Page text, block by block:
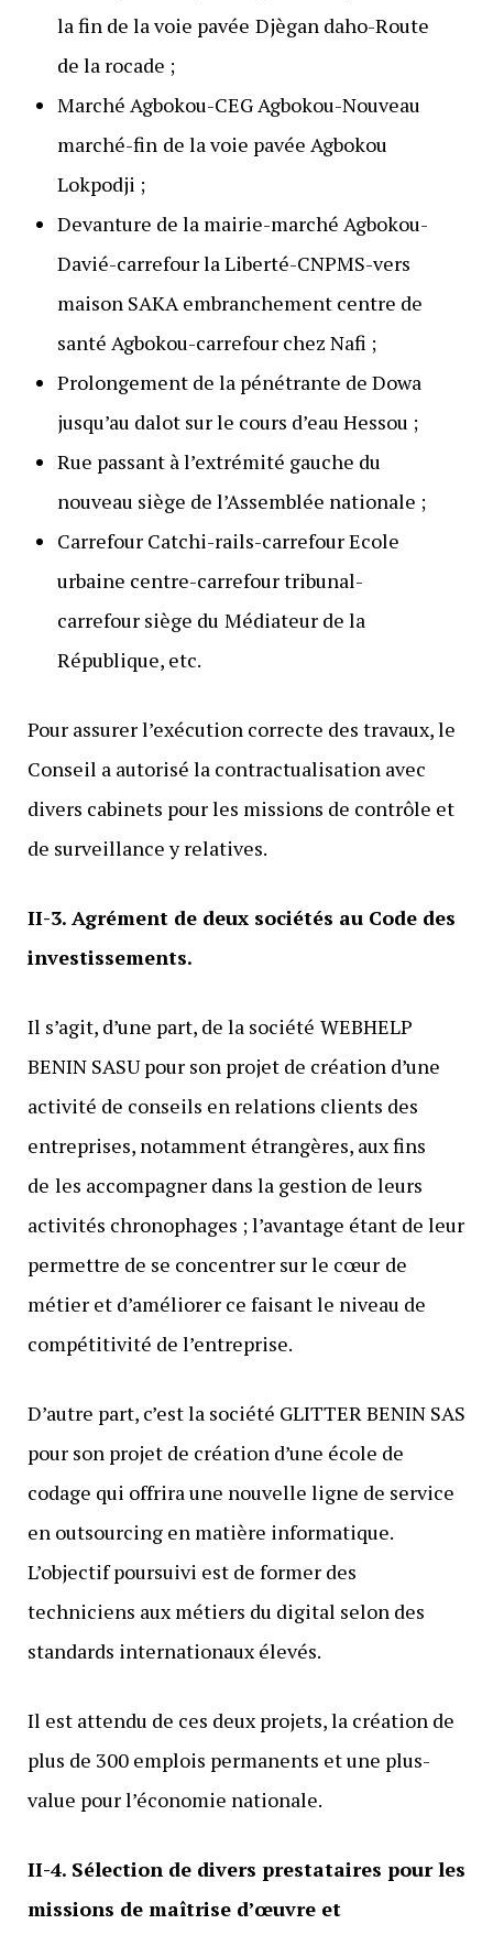
la fin de la voie pavée Djègan daho-Route
de la rocade ;
Marché Agbokou-CEG Agbokou-Nouveau
marché-fin de la voie pavée Agbokou
Lokpodji ;
Devanture de la mairie-marché Agbokou-
Davié-carrefour la Liberté-CNPMS-vers
maison SAKA embranchement centre de
santé Agbokou-carrefour chez Nafi ;
Prolongement de la pénétrante de Dowa
jusqu’au dalot sur le cours d’eau Hessou ;
Rue passant à l’extrémité gauche du
nouveau siège de l’Assemblée nationale ;
Carrefour Catchi-rails-carrefour Ecole
urbaine centre-carrefour tribunal-
carrefour siège du Médiateur de la
République, etc.
Pour assurer l’exécution correcte des travaux, le
Conseil a autorisé la contractualisation avec
divers cabinets pour les missions de contrôle et
de surveillance y relatives.
II-3. Agrément de deux sociétés au Code des
investissements.
Il s’agit, d’une part, de la société WEBHELP
BENIN SASU pour son projet de création d’une
activité de conseils en relations clients des
entreprises, notamment étrangères, aux fins
de les accompagner dans la gestion de leurs
activités chronophages ; l’avantage étant de leur
permettre de se concentrer sur le cœur de
métier et d’améliorer ce faisant le niveau de
compétitivité de l’entreprise.
D’autre part, c’est la société GLITTER BENIN SAS
pour son projet de création d’une école de
codage qui offrira une nouvelle ligne de service
en outsourcing en matière informatique.
L’objectif poursuivi est de former des
techniciens aux métiers du digital selon des
standards internationaux élevés.
Il est attendu de ces deux projets, la création de
plus de 300 emplois permanents et une plus-
value pour l’économie nationale.
II-4. Sélection de divers prestataires pour les
missions de maîtrise d’œuvre et